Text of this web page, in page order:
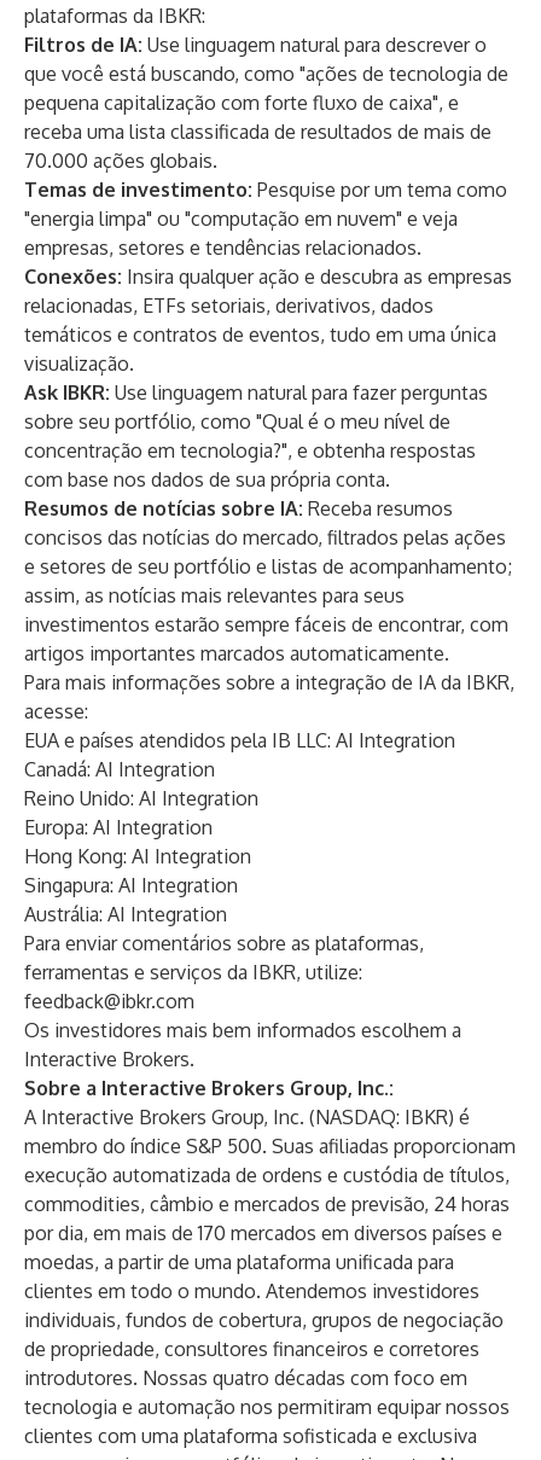
plataformas da IBKR:
Filtros de IA: Use linguagem natural para descrever o
que você está buscando, como "ações de tecnologia de
pequena capitalização com forte fluxo de caixa", e
receba uma lista classificada de resultados de mais de
70.000 ações globais.
Temas de investimento: Pesquise por um tema como
"energia limpa" ou "computação em nuvem" e veja
empresas, setores e tendências relacionados.
Conexões: Insira qualquer ação e descubra as empresas
relacionadas, ETFs setoriais, derivativos, dados
temáticos e contratos de eventos, tudo em uma única
visualização.
Ask IBKR: Use linguagem natural para fazer perguntas
sobre seu portfólio, como "Qual é o meu nível de
concentração em tecnologia?", e obtenha respostas
com base nos dados de sua própria conta.
Resumos de notícias sobre IA: Receba resumos
concisos das notícias do mercado, filtrados pelas ações
e setores de seu portfólio e listas de acompanhamento;
assim, as notícias mais relevantes para seus
investimentos estarão sempre fáceis de encontrar, com
artigos importantes marcados automaticamente.
Para mais informações sobre a integração de IA da IBKR,
acesse:
EUA e países atendidos pela IB LLC: AI Integration
Canadá: AI Integration
Reino Unido: AI Integration
Europa: AI Integration
Hong Kong: AI Integration
Singapura: AI Integration
Austrália: AI Integration
Para enviar comentários sobre as plataformas,
ferramentas e serviços da IBKR, utilize:
feedback@ibkr.com
Os investidores mais bem informados escolhem a
Interactive Brokers.
Sobre a Interactive Brokers Group, Inc.:
A Interactive Brokers Group, Inc. (NASDAQ: IBKR) é
membro do índice S&P 500. Suas afiliadas proporcionam
execução automatizada de ordens e custódia de títulos,
commodities, câmbio e mercados de previsão, 24 horas
por dia, em mais de 170 mercados em diversos países e
moedas, a partir de uma plataforma unificada para
clientes em todo o mundo. Atendemos investidores
individuais, fundos de cobertura, grupos de negociação
de propriedade, consultores financeiros e corretores
introdutores. Nossas quatro décadas com foco em
tecnologia e automação nos permitiram equipar nossos
clientes com uma plataforma sofisticada e exclusiva